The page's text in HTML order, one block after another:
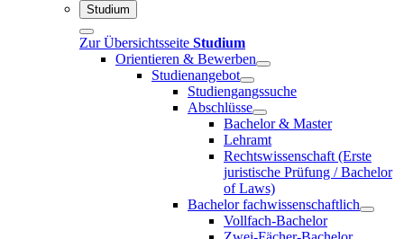
Studium
Zur Übersichtsseite Studium
Orientieren & Bewerben
Studienangebot
Studiengangssuche
Abschlüsse
Bachelor & Master
Lehramt
Rechtswissenschaft (Erste
juristische Prüfung / Bachelor
of Laws)
Bachelor fachwissenschaftlich
Vollfach-Bachelor